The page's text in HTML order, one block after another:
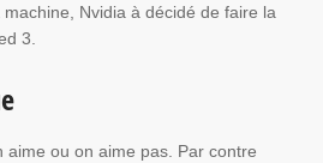
Nvidia à décidé de faire la
3.
aime ou on aime pas. Par contre